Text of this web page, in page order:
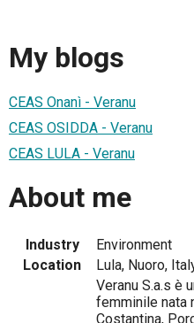
My blogs
CEAS Onanì - Veranu
CEAS OSIDDA - Veranu
CEAS LULA - Veranu
About me
Industry
Environment
Location
Lula, Nuoro,
Veranu S.a.s è
femminile nata
Costantina,